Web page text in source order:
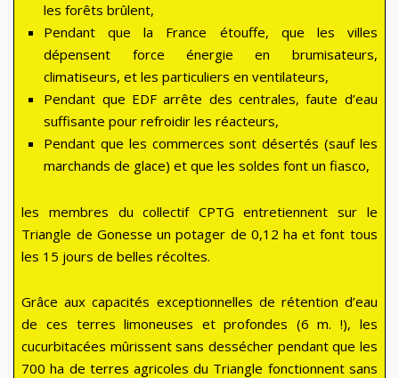
les forêts brûlent,
Pendant que la France étouffe, que les villes
dépensent force énergie en brumisateurs,
climatiseurs, et les particuliers en ventilateurs,
Pendant que EDF arrête des centrales, faute d’eau
suffisante pour refroidir les réacteurs,
Pendant que les commerces sont désertés (sauf les
marchands de glace) et que les soldes font un fiasco,
les membres du collectif CPTG entretiennent sur le
Triangle de Gonesse un potager de 0,12 ha et font tous
les 15 jours de belles récoltes.
Grâce aux capacités exceptionnelles de rétention d’eau
de ces terres limoneuses et profondes (6 m. !), les
cucurbitacées mûrissent sans dessécher pendant que les
700 ha de terres agricoles du Triangle fonctionnent sans